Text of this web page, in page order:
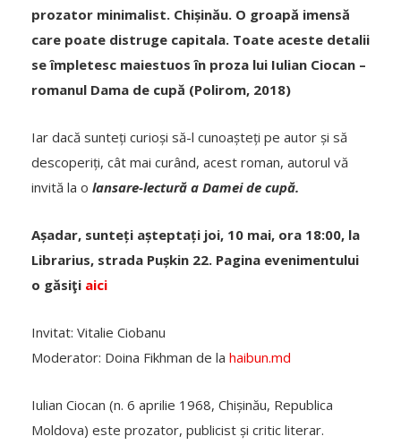
prozator minimalist. Chișinău. O groapă imensă
care poate distruge capitala. Toate aceste detalii
se împletesc maiestuos în proza lui Iulian Ciocan –
romanul Dama de cupă (Polirom, 2018)
Iar dacă sunteți curioși să-l cunoașteți pe autor și să
descoperiți, cât mai curând, acest roman, autorul vă
invită la o lansare-lectură a Damei de cupă.
Așadar, sunteți așteptați joi, 10 mai, ora 18:00, la
Librarius, strada Pușkin 22. Pagina evenimentului
o găsiţi aici
Invitat: Vitalie Ciobanu
Moderator: Doina Fikhman de la haibun.md
Iulian Ciocan (n. 6 aprilie 1968, Chișinău, Republica
Moldova) este prozator, publicist și critic literar.